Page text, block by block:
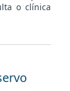
o clínica